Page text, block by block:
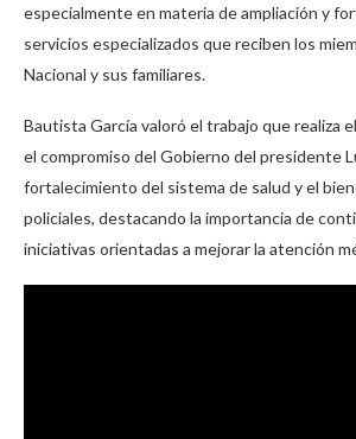
especialmente en materia de ampliación y
servicios especializados que reciben los
Nacional y sus familiares.
Bautista García valoró el trabajo que realiza
el compromiso del Gobierno del presidente
fortalecimiento del sistema de salud y el
policiales, destacando la importancia de
iniciativas orientadas a mejorar la atención